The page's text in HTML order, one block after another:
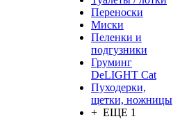
Переноски
Миски
Пеленки и
подгузники
Груминг
DeLIGHT Cat
Пуходерки,
щетки, ножницы
+ ЕЩЕ 1